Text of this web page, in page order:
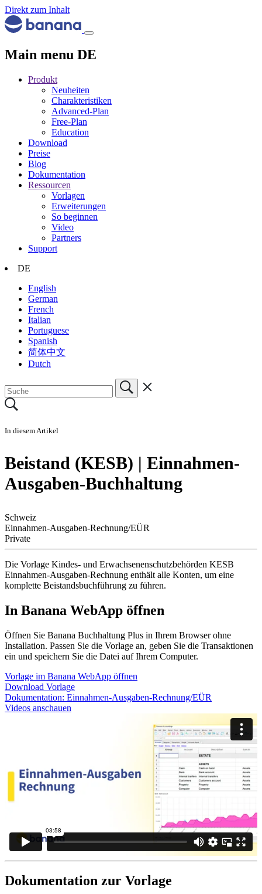
Direkt zum Inhalt
Main menu DE
Produkt
Neuheiten
Charakteristiken
Advanced-Plan
Free-Plan
Education
Download
Preise
Blog
Dokumentation
Ressourcen
Vorlagen
Erweiterungen
So beginnen
Video
Partners
Support
DE
English
German
French
Italian
Portuguese
Spanish
简体中文
Dutch
In diesem Artikel
Beistand (KESB) | Einnahmen-
Ausgaben-Buchhaltung
Schweiz
Einnahmen-Ausgaben-Rechnung/EÜR
Private
Die Vorlage Kindes- und Erwachsenenschutzbehörden KESB
Einnahmen-Ausgaben-Rechnung enthält alle Konten, um eine
komplette Beistandsbuchführung zu führen.
In Banana WebApp öffnen
Öffnen Sie Banana Buchhaltung Plus in Ihrem Browser ohne
Installation. Passen Sie die Vorlage an, geben Sie die Transaktionen
ein und speichern Sie die Datei auf Ihrem Computer.
Vorlage im Banana WebApp öffnen
Download Vorlage
Dokumentation: Einnahmen-Ausgaben-Rechnung/EÜR
Videos anschauen
Dokumentation zur Vorlage